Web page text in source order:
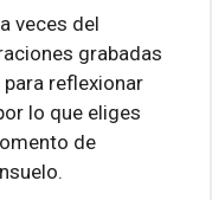
veces del
grabadas
reflexionar
lo que eliges
de